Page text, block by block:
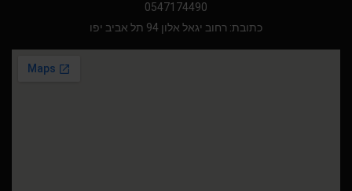
0547174490
כתובת: רחוב יגאל אלון 94 תל אביב יפו